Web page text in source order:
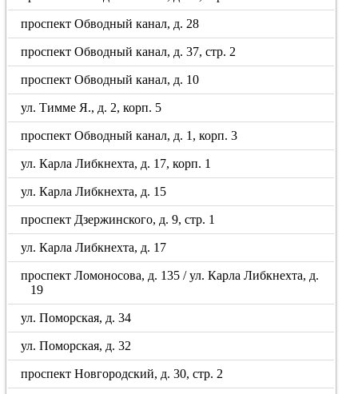
проспект Обводный канал, д. 28
проспект Обводный канал, д. 37, стр. 2
проспект Обводный канал, д. 10
ул. Тимме Я., д. 2, корп. 5
проспект Обводный канал, д. 1, корп. 3
ул. Карла Либкнехта, д. 17, корп. 1
ул. Карла Либкнехта, д. 15
проспект Дзержинского, д. 9, стр. 1
ул. Карла Либкнехта, д. 17
проспект Ломоносова, д. 135 / ул. Карла Либкнехта, д.
19
ул. Поморская, д. 34
ул. Поморская, д. 32
проспект Новгородский, д. 30, стр. 2